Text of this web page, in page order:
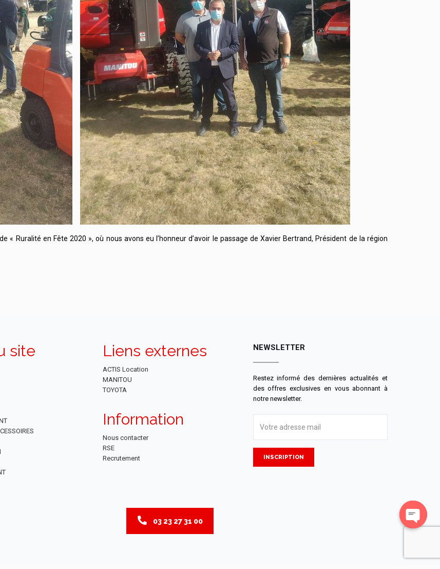
Ruralité en Fête 2020 », où nous avons eu l’honneur d’avoir le passage de Xavier Bertrand, Président de la région
site Liens externes
ACTIS Location
MANITOU
TOYOTA
Information
Nous contacter
RSE
Recrutement
NEWSLETTER
Restez informé des dernières actualités et
des offres exclusives en vous abonnant à
notre newsletter.
INSCRIPTION
03 23 27 31 00
Open